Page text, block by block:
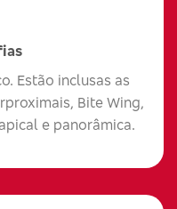
Estão inclusas as
Bite Wing,
e panorâmica.